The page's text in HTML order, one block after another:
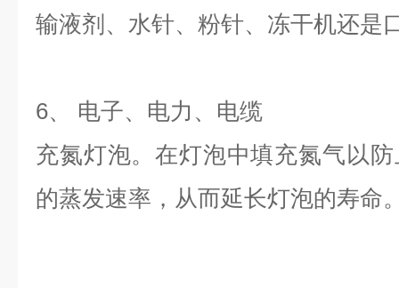
输液剂、水针、粉针、冻干机还是
6、 电子、电力、电缆
充氮灯泡。在灯泡中填充氮气以
的蒸发速率，从而延长灯泡的寿命